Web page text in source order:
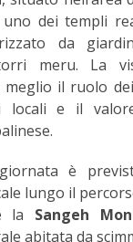
uno dei templi
da
meru. La
meglio il ruolo
locali e il valore
è
lungo il
la Sangeh
abitata da